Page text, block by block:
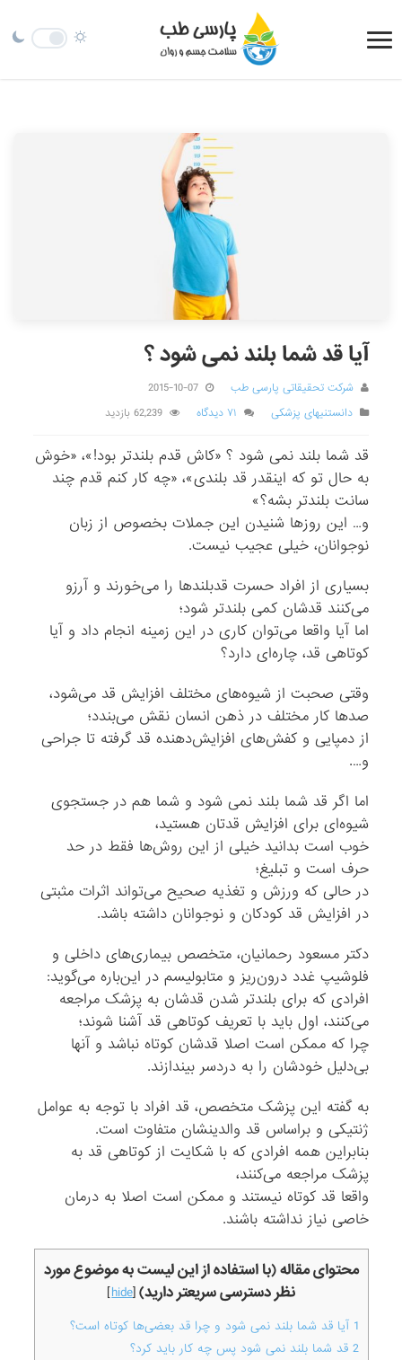
آیا قد شما بلند نمی شود ؟
شرکت تحقیقاتی پارسی طب
2015-10-07
دانستنیهای پزشکی
۷۱ دیدگاه 62,239 بازدید
قد شما بلند نمی شود ؟ «کاش قدم بلندتر بود!»، «خوش
به حال تو که اینقدر قد بلندی»، «چه کار کنم قدم چند
سانت بلندتر بشه؟»
و… این روزها شنیدن این جملات بخصوص از زبان
نوجوانان، خیلی عجیب نیست.
بسیاری از افراد حسرت قدبلندها را می‌خورند و آرزو
می‌کنند قدشان کمی بلندتر شود؛
اما آیا واقعا می‌توان کاری در این زمینه انجام داد و آیا
کوتاهی قد، چاره‌ای دارد؟
وقتی صحبت از شیوه‌های مختلف افزایش قد می‌شود،
صدها کار مختلف در ذهن انسان نقش می‌بندد؛
از دمپایی و کفش‌های افزایش‌دهنده قد گرفته تا جراحی
و….
اما اگر قد شما بلند نمی شود و شما هم در جستجوی
شیوه‌ای برای افزایش قدتان هستید،
خوب است بدانید خیلی از این روش‌ها فقط در حد
حرف است و تبلیغ؛
در حالی که ورزش و تغذیه صحیح می‌تواند اثرات مثبتی
در افزایش قد کودکان و نوجوانان داشته باشد.
دکتر مسعود رحمانیان، متخصص بیماری‌های داخلی و
فلوشیپ غدد درون‌ریز و متابولیسم در این‌باره می‌گوید:
افرادی که برای بلندتر شدن قدشان به پزشک مراجعه
می‌کنند، اول باید با تعریف کوتاهی قد آشنا شوند؛
چرا که ممکن است اصلا قدشان کوتاه نباشد و آنها
بی‌دلیل خودشان را به دردسر بیندازند.
به گفته این پزشک متخصص، قد افراد با توجه به عوامل
ژنتیکی و براساس قد والدینشان متفاوت است.
بنابراین همه افرادی که با شکایت از کوتاهی قد به
پزشک مراجعه می‌کنند،
واقعا قد کوتاه نیستند و ممکن است اصلا به درمان
خاصی نیاز نداشته باشند.
محتوای مقاله (با استفاده از این لیست به موضوع مورد
نظر دسترسی سریعتر دارید)[
hide
]
1 آیا قد شما بلند نمی شود و چرا قد بعضی‌ها کوتاه است؟
2 قد شما بلند نمی شود پس چه کار باید کرد؟